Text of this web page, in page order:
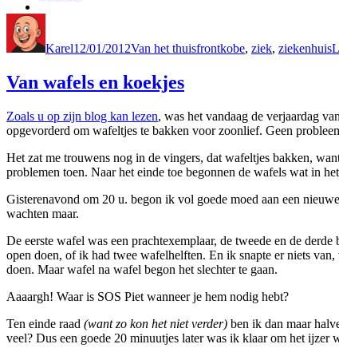
Karel12/01/2012Van het thuisfrontkobe, ziek, ziekenhuis
Van wafels en koekjes
Zoals u op zijn blog kan lezen, was het vandaag de verjaardag
opgevorderd om wafeltjes te bakken voor zoonlief. Geen
Het zat me trouwens nog in de vingers, dat wafeltjes bakken,
problemen toen. Naar het einde toe begonnen de wafels wat in
Gisterenavond om 20 u. begon ik vol goede moed aan een
wachten maar.
De eerste wafel was een prachtexemplaar, de tweede en de
open doen, of ik had twee wafelhelften. En ik snapte er niets
doen. Maar wafel na wafel begon het slechter te gaan.
Aaaargh! Waar is SOS Piet wanneer je hem nodig hebt?
Ten einde raad (want zo kon het niet verder) ben ik dan maar
veel? Dus een goede 20 minuutjes later was ik klaar om het ijzer